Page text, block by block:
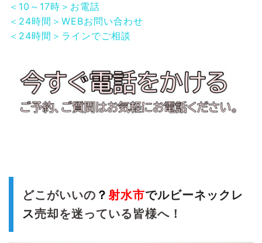
＜10～17時＞お電話
＜24時間＞WEBお問い合わせ
＜24時間＞ラインでご相談
どこがいいの ？ 射水市でルビーネックレ
ス売却を迷っている皆様へ！